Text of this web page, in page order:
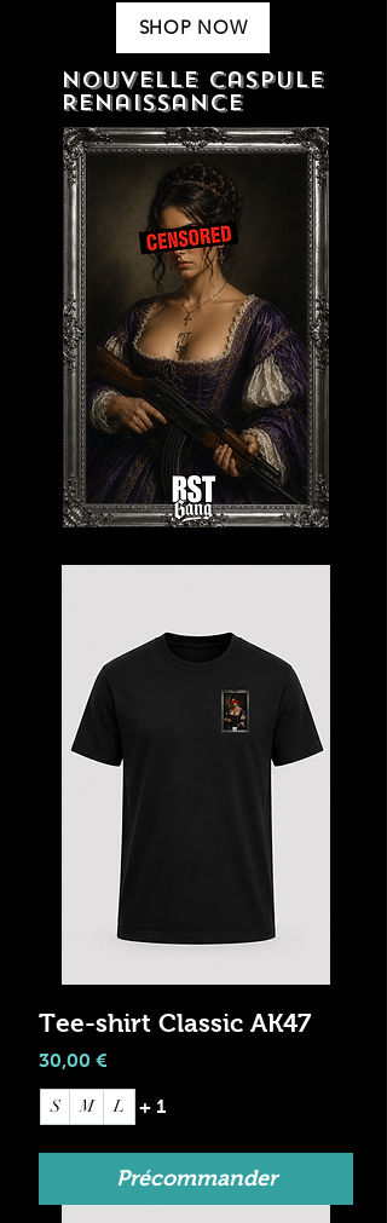
SHOP NOW
Nouvelle caspule
Renaissance
Tee-shirt Classic AK47
Prix
30,00 €
S M L + 1
Précommander